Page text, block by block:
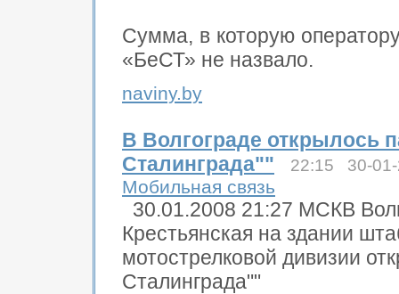
Сумма, в которую
«БеСТ» не назвало.
naviny.by
В Волгограде открылось
Сталинграда""
22:15 30-
Мобильная связь
30.01.2008 21:27 МСКВ
Крестьянская на здании
мотострелковой дивизии
Сталинграда""